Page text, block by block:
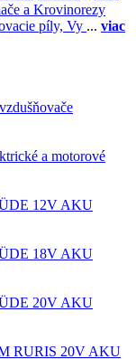
a Krovinorezy
píly, Vy ... viac
a motorové
12V AKU
18V AKU
20V AKU
RURIS 20V AKU